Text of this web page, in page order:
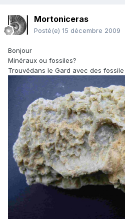
Mortoniceras
Posté(e) 15 décembre 2009
Bonjour
Minéraux ou fossiles?
Trouvédans le Gard avec des fossile